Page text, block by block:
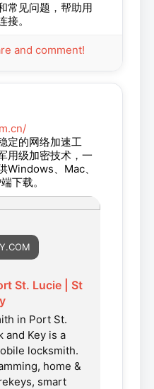
常见问题，帮助用
。
and comment!
定的网络加速工
用级加密技术，一
Windows、Mac、
下载。
St. Lucie | St
in Port St.
and Key is a
locksmith.
home &
smart